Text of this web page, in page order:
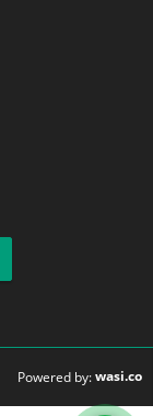
Powered by:wasi.co